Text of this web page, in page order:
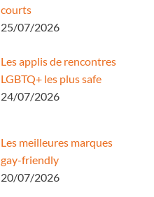
courts
25/07/2026
Les applis de rencontres
LGBTQ+ les plus safe
24/07/2026
Les meilleures marques
gay-friendly
20/07/2026